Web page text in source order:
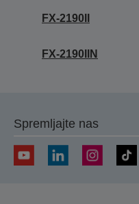
FX-2190II
FX-2190IIN
Spremljajte nas